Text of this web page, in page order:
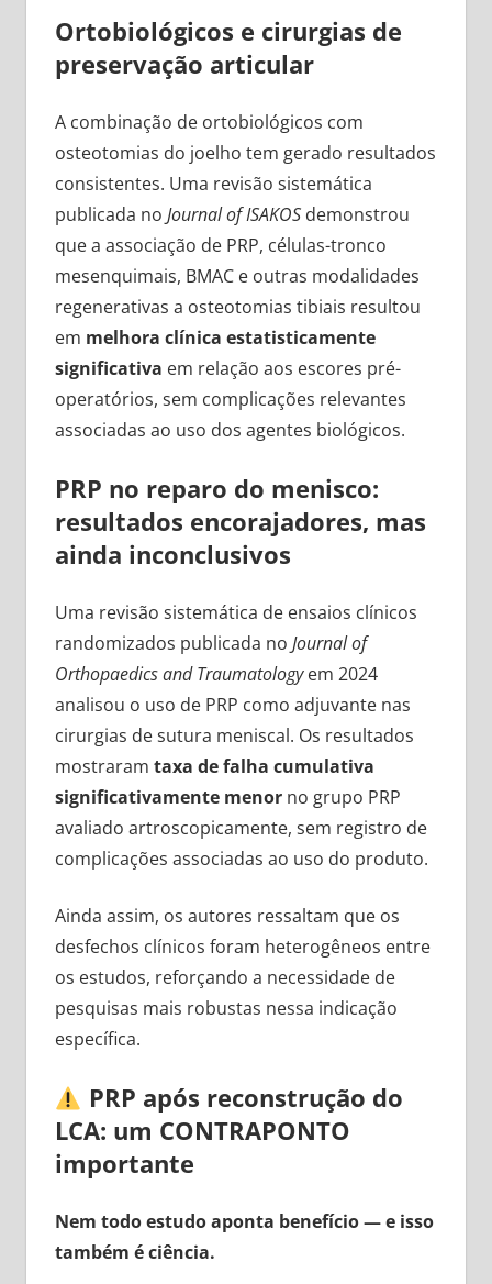
Ortobiológicos e cirurgias de
preservação articular
A combinação de ortobiológicos com
osteotomias do joelho tem gerado resultados
consistentes. Uma revisão sistemática
publicada no Journal of ISAKOSdemonstrou
que a associação de PRP, células-tronco
mesenquimais, BMAC e outras modalidades
regenerativas a osteotomias tibiais resultou
em melhora clínica estatisticamente
significativa em relação aos escores pré-
operatórios, sem complicações relevantes
associadas ao uso dos agentes biológicos.
PRP no reparo do menisco:
resultados encorajadores, mas
ainda inconclusivos
Uma revisão sistemática de ensaios clínicos
randomizados publicada no Journal of
Orthopaedics and Traumatologyem 2024
analisou o uso de PRP como adjuvante nas
cirurgias de sutura meniscal. Os resultados
mostraram taxa de falha cumulativa
significativamente menorno grupo PRP
avaliado artroscopicamente, sem registro de
complicações associadas ao uso do produto.
Ainda assim, os autores ressaltam que os
desfechos clínicos foram heterogêneos entre
os estudos, reforçando a necessidade de
pesquisas mais robustas nessa indicação
específica.
PRP após reconstrução do
LCA: um CONTRAPONTO
importante
Nem todo estudo aponta benefício — e isso
também é ciência.